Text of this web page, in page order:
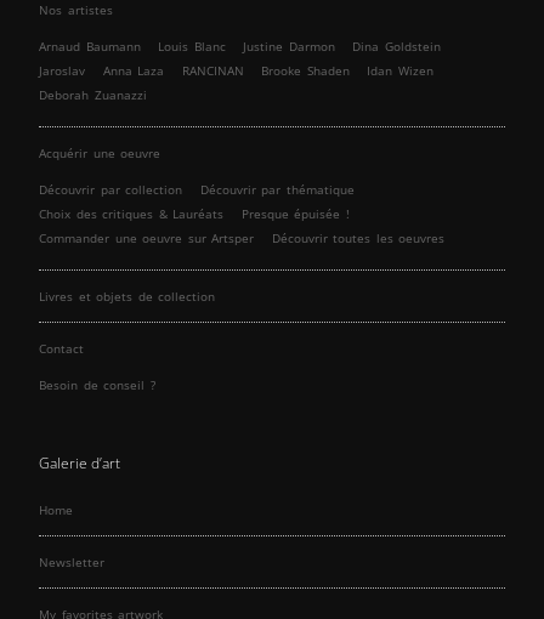
Nos artistes
Arnaud Baumann Louis Blanc Justine Darmon
Dina Goldstein
Jaroslav
Anna Laza RANCINAN Brooke Shaden
Idan Wizen
Deborah Zuanazzi
Acquérir une oeuvre
Découvrir par collection
Découvrir par thématique
Choix des critiques & Lauréats
Presque épuisée !
Commander une oeuvre sur Artsper
Découvrir toutes les oeuvres
Livres et objets de collection
Contact
Besoin de conseil ?
Galerie d’art
Home
Newsletter
My favorites artwork